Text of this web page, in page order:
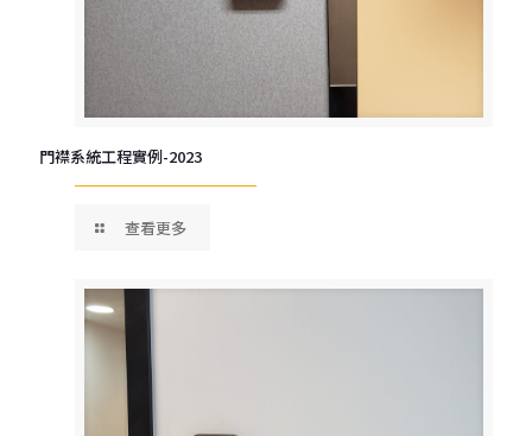
門襟系統工程實例-2023
查看更多